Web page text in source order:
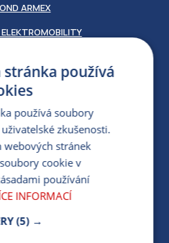
ARMEX
MÉDIA
SMLOUVĚ
154 154
7:30-17:00
stránka používá
používá soubory
zkušenosti.
webových stránek
cookie v
používání
INFORMACÍ
(5) →